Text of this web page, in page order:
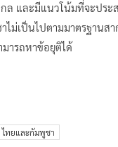
ล และมีแนวโน้มที่จะประ
ไม่เป็นไปตามมาตรฐานส
มารถหาข้อยุติได้
ไทยและกัมพูชา